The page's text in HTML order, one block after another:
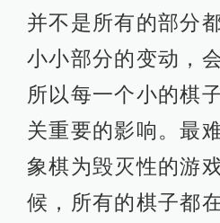
并不是所有的部分
小小部分的变动，
所以每一个小的棋
关重要的影响。最
象棋为毁灭性的游
候，所有的棋子都